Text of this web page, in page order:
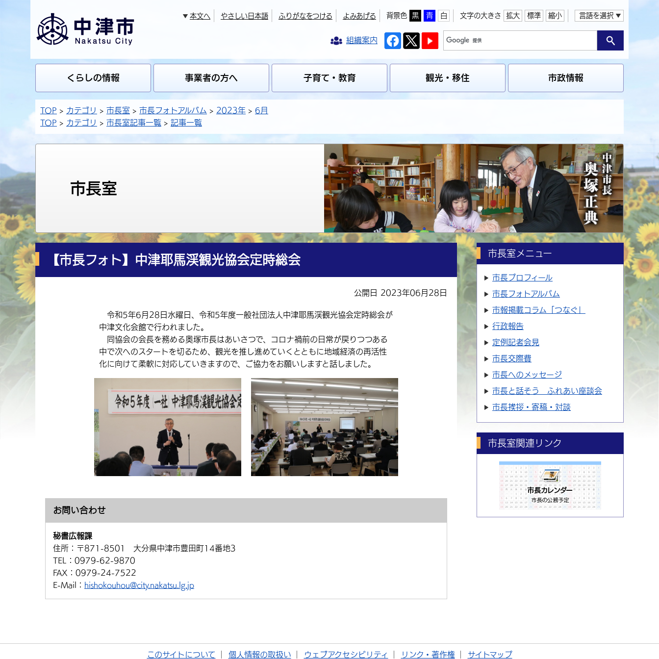
本文へ やさしい日本語 ふりがなをつける よみあげる 背景色 黒 青 白 文字の大きさ 拡大 標準 縮小 言語を選択
組織案内
くらしの情報 事業者の方へ 子育て・教育 観光・移住 市政情報
TOP カテゴリ 市長室 市長フォトアルバム 2023年
6月
TOP
カテゴリ 市長室記事一覧 記事一覧
市長室
【市長フォト】中津耶馬渓観光協会定時総会
公開日 2023年06月28日
令和5年6月28日水曜日、令和5年度一般社団法人中津耶馬渓観光協会定時総会が
中津文化会館で行われました。
同協会の会長を務める奥塚市長はあいさつで、コロナ禍前の日常が戻りつつある
中で次へのスタートを切るため、観光を推し進めていくとともに地域経済の再活性
化に向けて柔軟に対応していきますので、ご協力をお願いしますと話しました。
お問い合わせ
秘書広報課
住所： 〒871-8501 大分県中津市豊田町14番地3
TEL： 0979-62-9870
FAX： 0979-24-7522
E-Mail： hishokouhou@city.nakatsu.lg.jp
市長室メニュー
市長プロフィール
市長フォトアルバム
市報掲載コラム「つなぐ」
行政報告
定例記者会見
市長交際費
市長へのメッセージ
市長と話そう ふれあい座談会
市長挨拶・寄稿・対談
市長室関連リンク
このサイトについて 個人情報の取扱い ウェブアクセシビリティ リンク・著作権 サイトマップ